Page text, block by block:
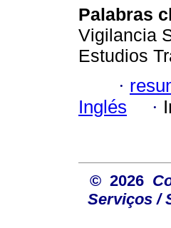
Palabras
Vigilancia
Estudios
·
Inglés
·
© 2026
Serviços /